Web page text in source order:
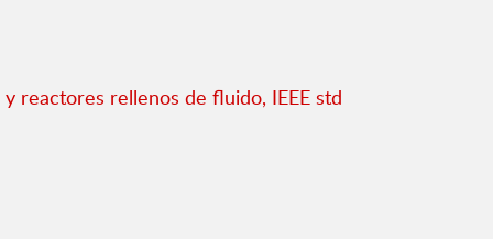
reactores rellenos de fluido, IEEE std